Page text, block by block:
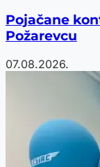
Pojačane
Požarevcu
07.08.2026.